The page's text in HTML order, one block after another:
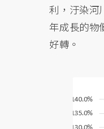
利，汙染河
年成長的物
好轉。